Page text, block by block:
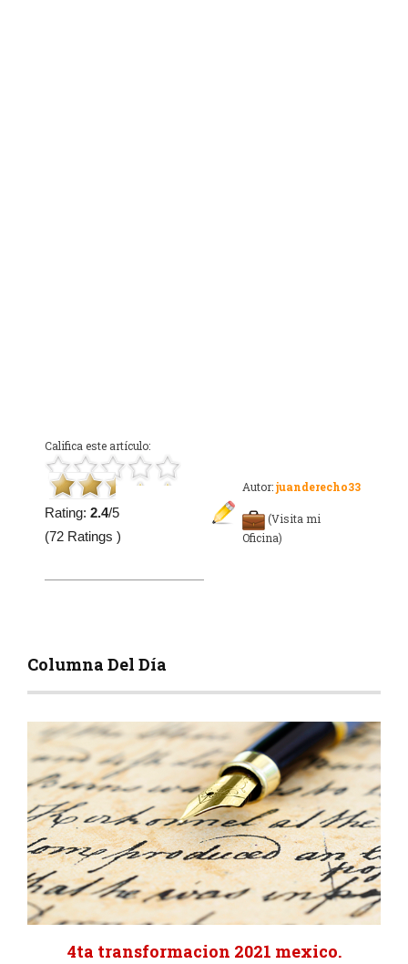
Califica este artículo:
Rating: 2.4/5
(72 Ratings )
Autor:juanderecho33
(Visita mi
Oficina)
Columna Del Día
4ta transformacion 2021 mexico.